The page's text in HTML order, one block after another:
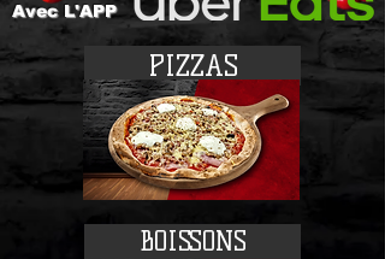
Avec L'APP
PIZZAS
BOISSONS